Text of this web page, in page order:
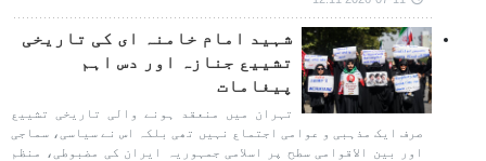
شہید امام خامنہ ای کی تاریخی
تشییع جنازہ اور دس اہم
پیغامات
تہران میں منعقد ہونے والی تاریخی تشییع
صرف ایک مذہبی و عوامی اجتماع نہیں تھی بلکہ اس نے سیاسی، سماجی
اور بین الاقوامی سطح پر اسلامی جمہوریہ ایران کی مضبوطی، منظم